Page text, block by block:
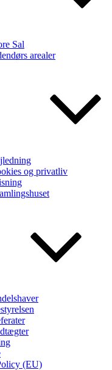
Sal
arealer
og privatliv
(EU)